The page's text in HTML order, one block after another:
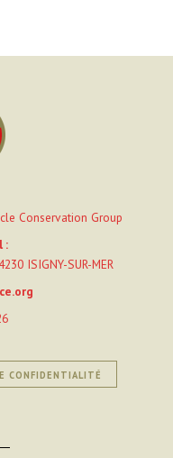
Conservation Group
:
ISIGNY-SUR-MER
CONFIDENTIALITÉ